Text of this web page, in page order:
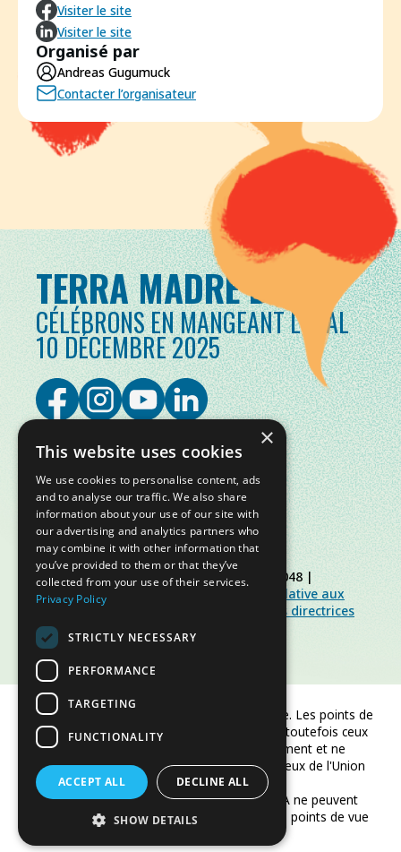
Visiter le site
Visiter le site
Organisé par
Andreas Gugumuck
Contacter l’organisateur
TERRA MADRE DAY
CÉLÉBRONS EN MANGEANT LOCAL
10 DÉCEMBRE 2025
© Slow Food Foundation | C.F. 91019770048 |
Politique de confidentialité
Politique relative aux
cookies
Slow Food Foundation
Lignes directrices
pour l’espace réservé
Financé par l'Union européenne. Les points de
vue et opinions exprimés sont toutefois ceux
de l'auteur/des auteurs uniquement et ne
reflètent pas nécessairement ceux de l'Union
européenne ou de CINEA.
Ni l'Union européenne ni CINEA ne peuvent
être tenus responsables de ces points de vue
×
This website uses cookies
We use cookies to personalise content, ads
and to analyse our traffic. We also share
information about your use of our site with
our advertising and analytics partners who
may combine it with other information that
you’ve provided to them or that they’ve
collected from your use of their services.
Privacy Policy
STRICTLY NECESSARY
PERFORMANCE
TARGETING
FUNCTIONALITY
ACCEPT ALL DECLINE ALL
SHOW DETAILS